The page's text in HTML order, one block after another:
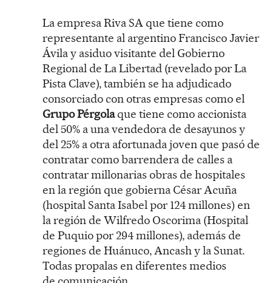
La empresa Riva SA que tiene como
representante al argentino Francisco Javier
Ávila y asiduo visitante del Gobierno
Regional de La Libertad (revelado por La
Pista Clave), también se ha adjudicado
consorciado con otras empresas como el
Grupo Pérgolaque tiene como accionista
del 50% a una vendedora de desayunos y
del 25% a otra afortunada joven que pasó de
contratar como barrendera de calles a
contratar millonarias obras de hospitales
en la región que gobierna César Acuña
(hospital Santa Isabel por 124 millones) en
la región de Wilfredo Oscorima (Hospital
de Puquio por 294 millones), además de
regiones de Huánuco, Ancash y la Sunat.
Todas propalas en diferentes medios